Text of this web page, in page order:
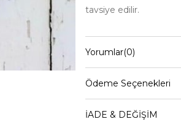
tavsiye edilir.
Yorumlar(0)
Ödeme Seçenekleri
İADE & DEĞİŞİM